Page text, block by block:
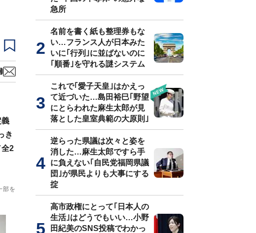
義
き
2
部を
急所
名前を書く紙も整理券もな
い…フランス人が日本みた
いに｢行列｣に並ばないのに
｢順番｣を守れる謎システム
これで｢愛子天皇｣はかえっ
て近づいた…島田裕巳｢野望
にとらわれた麻生太郎が見
落とした皇室典範の大原則｣
逆らった県議は次々と姿を
消した…麻生太郎ですら手
に負えない｢自民党福岡県議
団｣が県民よりも大事にする
掟
高市政権にとって｢日本人の
生活｣はどうでもいい…小野
田紀美のSNS投稿でわかっ